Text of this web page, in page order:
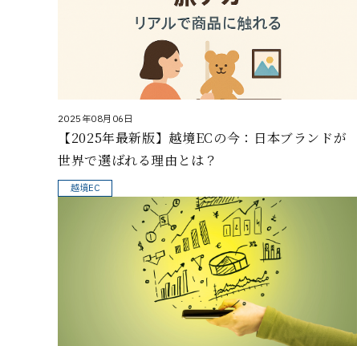
2025年08月06日
【2025年最新版】越境ECの今：日本ブランドが
世界で選ばれる理由とは？
越境EC